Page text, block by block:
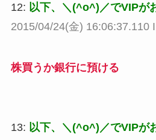
12: 以下、＼(^o^)／でVIPが
2015/04/24(金) 16:06:37.110
株買うか銀行に預ける
13: 以下、＼(^o^)／でVIPが